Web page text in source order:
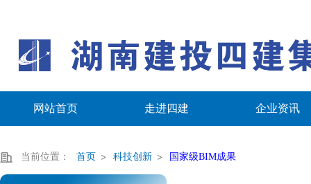
网站首页 走进四建 企业资讯
当前位置： 首页 科技创新 国家级BIM成果